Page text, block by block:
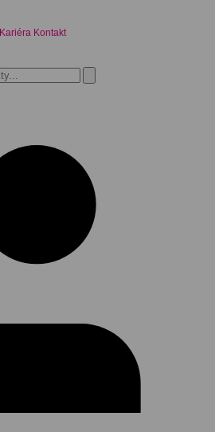
Kariéra Kontakt